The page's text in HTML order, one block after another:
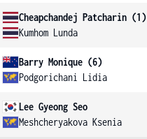
Cheapchandej Patcharin (1)
Kumhom Lunda
Barry Monique (6)
Podgorichani Lidia
Lee Gyeong Seo
Meshcheryakova Ksenia